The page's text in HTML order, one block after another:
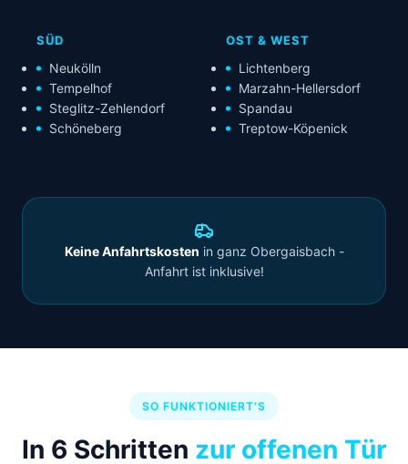
SÜD
Neukölln
Tempelhof
Steglitz-Zehlendorf
Schöneberg
OST & WEST
Lichtenberg
Marzahn-Hellersdorf
Spandau
Treptow-Köpenick
Keine Anfahrtskosten in ganz Obergaisbach -
Anfahrt ist inklusive!
SO FUNKTIONIERT'S
In 6 Schritten zur offenen Tür